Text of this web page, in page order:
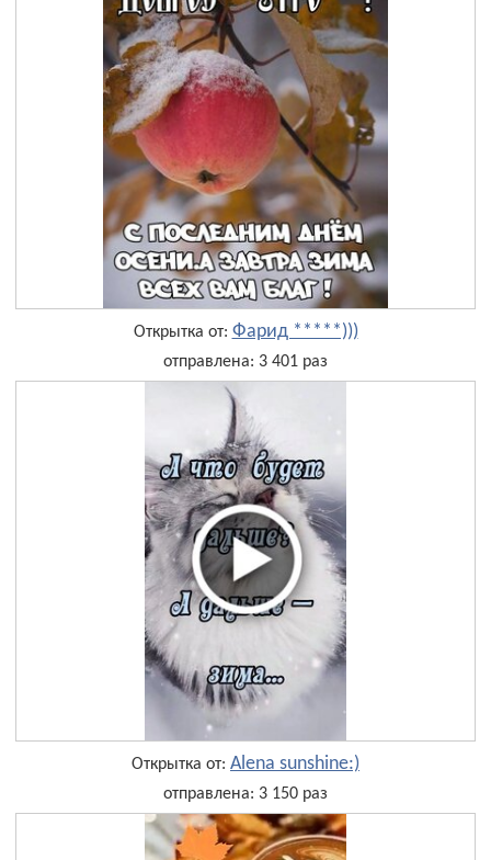
Открытка от: Фарид *****)))
отправлена: 3 401 раз
Открытка от: Alena sunshine:)
отправлена: 3 150 раз